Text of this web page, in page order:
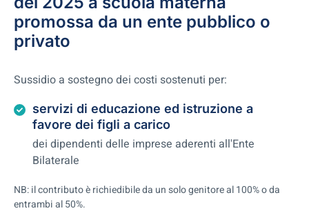
promossa da un ente pubblico o
privato
Sussidio a sostegno dei costi sostenuti per:
servizi di educazione ed istruzione a
favore dei figli a carico
dei dipendenti delle imprese aderenti all'Ente
Bilaterale
NB: il contributo è richiedibile da un solo genitore al 100% o da
entrambi al 50%.